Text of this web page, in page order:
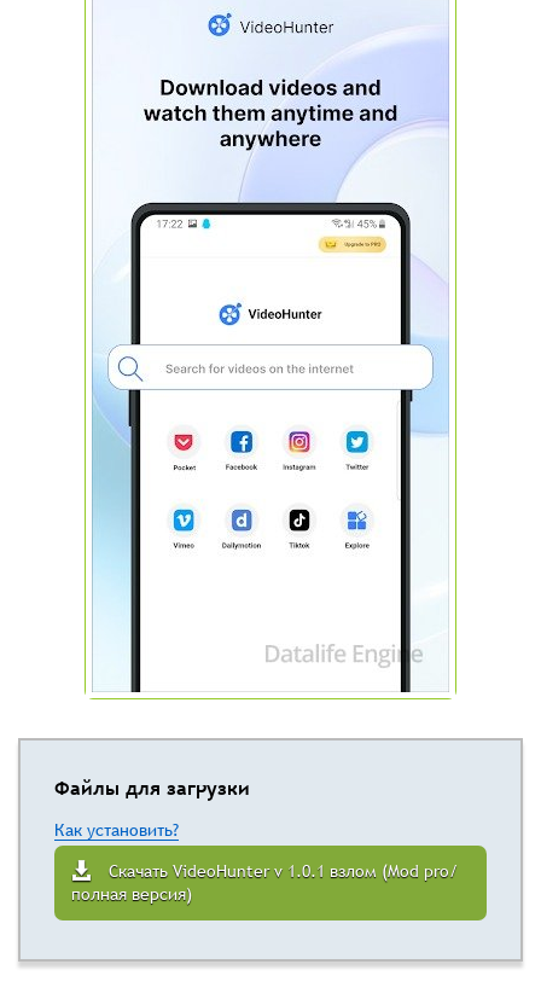
Файлы для загрузки
Как установить?
Скачать VideoHunter v 1.0.1 взлом (Mod pro/
полная версия)